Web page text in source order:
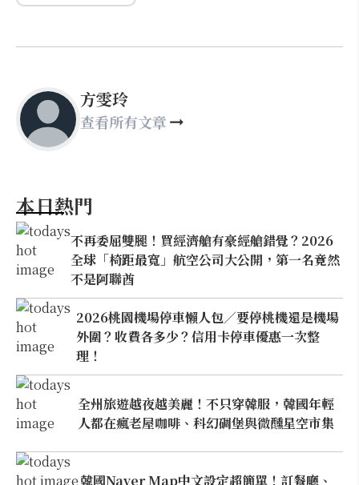
方雯玲
查看所有文章
本日熱門
不再委屈雙腿！買經濟艙有豪經艙錯覺？2026
全球「椅距最寬」航空公司大公開，第一名竟然
不是阿聯酋
2026桃園機場停車懶人包／要停桃機還是機場
外圍？收費各多少？信用卡停車優惠一次整
理！
全州旅遊越夜越美麗！不只穿韓服，韓國年輕
人都在瘋老屋咖啡、科幻碉堡與微醺星空市集
韓國Naver Map中文設定超簡單！訂餐廳、